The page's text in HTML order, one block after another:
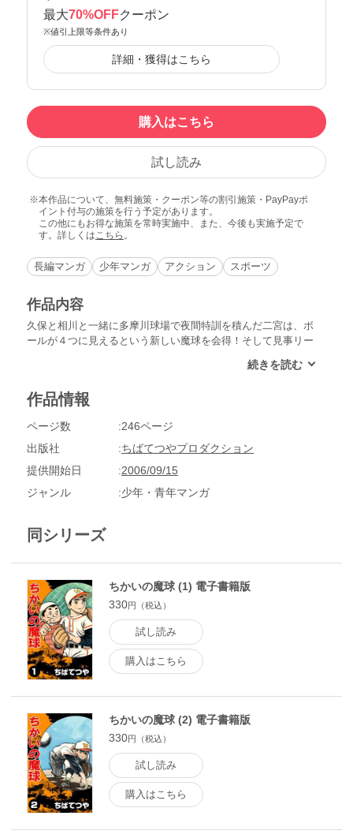
最大70%OFFクーポン
※値引上限等条件あり
詳細・獲得はこちら
購入はこちら
試し読み
本作品について、無料施策・クーポン等の割引施策・PayPayポ
イント付与の施策を行う予定があります。
この他にもお得な施策を常時実施中、また、今後も実施予定で
す。詳しくは こちら 。
長編マンガ 少年マンガ アクション スポーツ
作品内容
久保と相川と一緒に多摩川球場で夜間特訓を積んだ二宮は、ボ
ールが４つに見えるという新しい魔球を会得！そして見事リー
爆弾を抱えたままの二宮は途中から登板するも、試合は６対０
の正念場で二宮は登板を命じられる。はたして伝家の宝刀の新
作品情報
ページ数
246ページ
出版社
ちばてつやプロダクション
提供開始日
2006/09/15
ジャンル
少年・青年マンガ
同シリーズ
ちかいの魔球 (1) 電子書籍版
330円（税込）
試し読み
購入はこちら
ちかいの魔球 (2) 電子書籍版
330円（税込）
試し読み
購入はこちら